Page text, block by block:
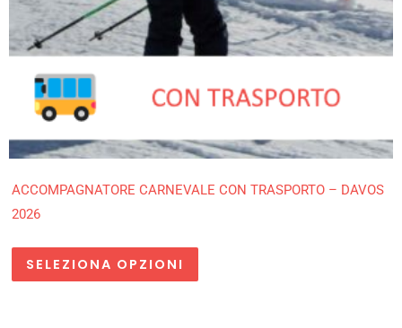
ACCOMPAGNATORE CARNEVALE CON TRASPORTO – DAVOS
2026
SELEZIONA OPZIONI